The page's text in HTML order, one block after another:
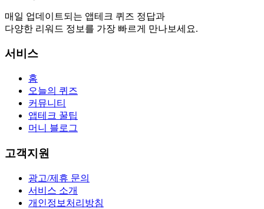
매일 업데이트되는 앱테크 퀴즈 정답과
다양한 리워드 정보를 가장 빠르게 만나보세요.
서비스
홈
오늘의 퀴즈
커뮤니티
앱테크 꿀팁
머니 블로그
고객지원
광고/제휴 문의
서비스 소개
개인정보처리방침